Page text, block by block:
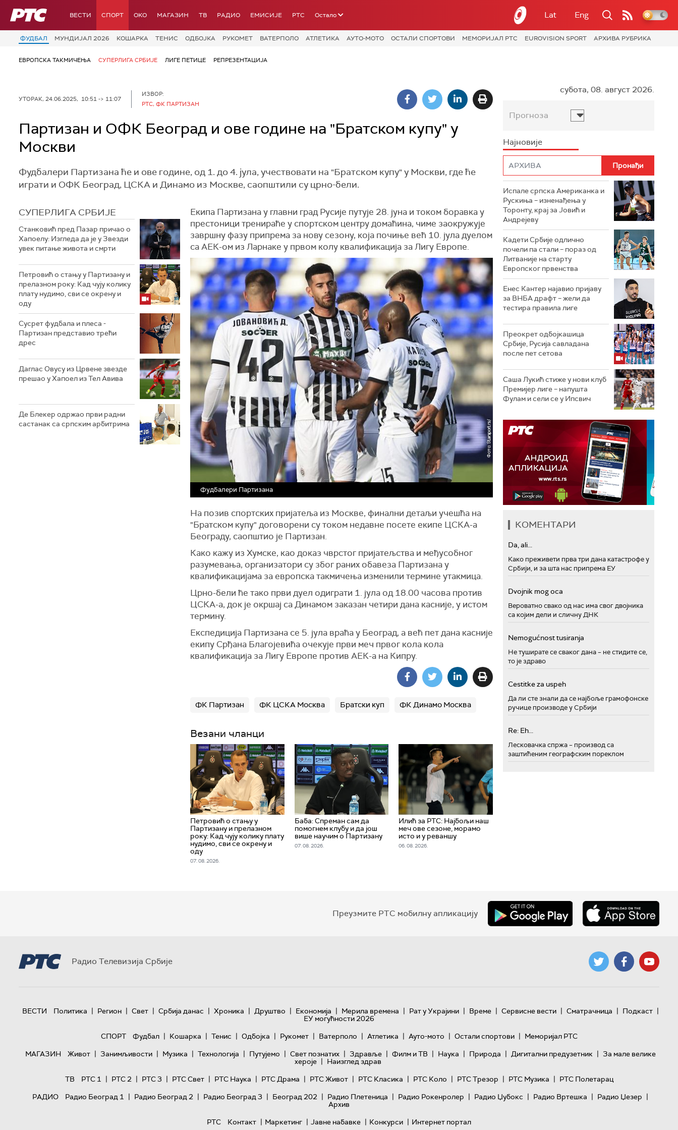
РТС ВЕСТИ СПОРТ OKO МАГАЗИН ТВ РАДИО ЕМИСИЈЕ РТС Остало Lat Eng
ФУДБАЛ МУНДИЈАЛ 2026 КОШАРКА ТЕНИС ОДБОЈКА РУКОМЕТ ВАТЕРПОЛО АТЛЕТИКА АУТО-МОТО ОСТАЛИ СПОРТОВИ МЕМОРИЈАЛ РТС EUROVISION SPORT АРХИВА РУБРИКА
ЕВРОПСКА ТАКМИЧЕЊА СУПЕРЛИГА СРБИЈЕ ЛИГЕ ПЕТИЦЕ РЕПРЕЗЕНТАЦИЈА
УТОРАК, 24.06.2025, 10:51 -> 11:07
ИЗВОР:
РТС, ФК ПАРТИЗАН
Партизан и ОФК Београд и ове године на "Братском купу" у
Москви
Фудбалери Партизана ће и ове године, од 1. до 4. јула, учествовати на "Братском купу" у Москви, где ће
играти и ОФК Београд, ЦСКА и Динамо из Москве, саопштили су црно-бели.
СУПЕРЛИГА СРБИЈЕ
Станковић пред Пазар причао о
Хапоелу: Изгледа да је у Звезди
увек питање живота и смрти
Петровић о стању у Партизану и
прелазном року: Кад чују колику
плату нудимо, сви се окрену и
оду
Сусрет фудбала и плеса -
Партизан представио трећи
дрес
Даглас Овусу из Црвене звезде
прешао у Хапоел из Тел Авива
Де Блекер одржао први радни
састанак са српским арбитрима
Екипа Партизана у главни град Русије путује 28. јуна и током боравка у
престоници тренираће у спортском центру домаћина, чиме заокружује
завршну фазу припрема за нову сезону, која почиње већ 10. јула дуелом
са АЕК-ом из Ларнаке у првом колу квалификација за Лигу Европе.
Фудбалери Партизана
На позив спортских пријатеља из Москве, финални детаљи учешћа на
"Братском купу" договорени су током недавне посете екипе ЦСКА-а
Београду, саопштио је Партизан.
Како кажу из Хумске, као доказ чврстог пријатељства и међусобног
разумевања, организатори су због раних обавеза Партизана у
квалификацијама за европска такмичења изменили термине утакмица.
Црно-бели ће тако први дуел одиграти 1. јула од 18.00 часова против
ЦСКА-а, док је окршај са Динамом заказан четири дана касније, у истом
термину.
Експедиција Партизана се 5. јула враћа у Београд, а већ пет дана касније
екипу Срђана Благојевића очекује први меч првог кола кола
квалификација за Лигу Европе против АЕК-а на Кипру.
ФК Партизан ФК ЦСКА Москва Братски куп ФК Динамо Москва
Везани чланци
Петровић о стању у
Партизану и прелазном
року: Кад чују колику плату
нудимо, сви се окрену и
оду
07. 08. 2026.
Баба: Спреман сам да
помогнем клубу и да још
више научим о Партизану
07. 08. 2026.
Илић за РТС: Најбољи наш
меч ове сезоне, морамо
исто и у реваншу
06. 08. 2026.
субота, 08. август 2026.
Прогноза
Најновије
Испале српска Американка и
Рускиња – изненађења у
Торонту, крај за Јовић и
Андрејеву
Кадети Србије одлично
почели па стали – пораз од
Литваније на старту
Европског првенства
Енес Кантер најавио пријаву
за ВНБА драфт – жели да
тестира правила лиге
Преокрет одбојкашица
Србије, Русија савладана
после пет сетова
Саша Лукић стиже у нови клуб
Премијер лиге – напушта
Фулам и сели се у Ипсвич
КОМЕНТАРИ
Da, ali...
Како преживети прва три дана катастрофе у
Србији, и за шта нас припрема ЕУ
Dvojnik mog oca
Вероватно свако од нас има свог двојника
са којим дели и сличну ДНК
Nemogućnost tusiranja
Не туширате се сваког дана – не стидите се,
то је здраво
Cestitke za uspeh
Да ли сте знали да се најбоље грамофонске
ручице производе у Србији
Re: Eh...
Лесковачка спржа – производ са
заштићеним географским пореклом
Преузмите РТС мобилну апликацију
Радио Телевизија Србије
ВЕСТИ Политика | Регион | Свет | Србија данас | Хроника | Друштво | Економија | Мерила времена | Рат у Украјини | Време | Сервисне вести | Сматрачница | Подкаст |
ЕУ могућности 2026
СПОРТ
Фудбал | Кошарка | Тенис | Одбојка | Рукомет | Ватерполо | Атлетика | Ауто-мото | Остали спортови | Меморијал РТС
МАГАЗИН
Живот | Занимљивости | Музика | Технологијa | Путујемо | Свет познатих | Здравље | Филм и ТВ | Наука | Природа | Дигитални предузетник | За мале велике
хероје | Наизглед здрав
ТВ
РТС 1 | РТС 2 | РТС 3 | РТС Свет | РТС Наука | РТС Драма | РТС Живот | РТС Класика | РТС Коло | РТС Трезор | РТС Музика | РТС Полетарац
РАДИО
Радио Београд 1 | Радио Београд 2 | Радио Београд 3 | Београд 202 | Радио Плетеница | Радио Рокенролер | Радио Џубокс | Радио Вртешка | Радио Џезер |
Архив
РТС
Контакт | Маркетинг | Јавне набавке | Конкурси | Интернет портал